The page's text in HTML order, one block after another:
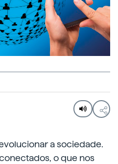
a sociedade.
o que nos